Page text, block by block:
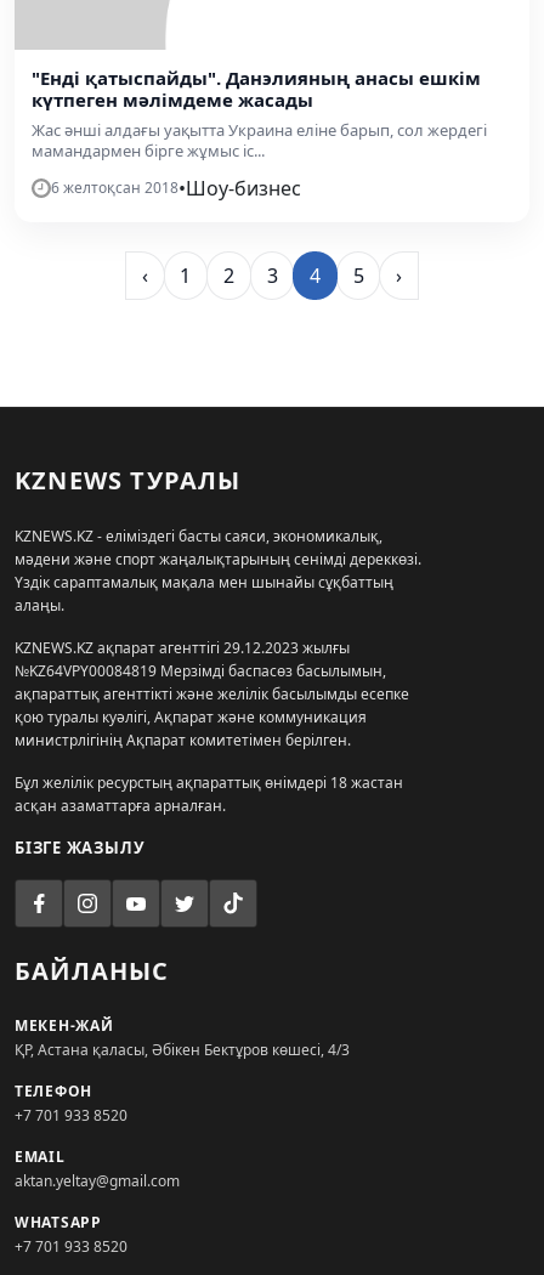
"Енді қатыспайды". Данэлияның анасы ешкім
күтпеген мәлімдеме жасады
Жас әнші алдағы уақытта Украина еліне барып, сол жердегі
мамандармен бірге жұмыс іс...
6 желтоқсан 2018•Шоу-бизнес
‹ 1 2 3 4 5 ›
KZNEWS ТУРАЛЫ
KZNEWS.KZ - еліміздегі басты саяси, экономикалық,
мәдени және спорт жаңалықтарының сенімді дереккөзі.
Үздік сараптамалық мақала мен шынайы сұқбаттың
алаңы.
KZNEWS.KZ ақпарат агенттігі 29.12.2023 жылғы
№KZ64VPY00084819 Мерзімді баспасөз басылымын,
ақпараттық агенттікті және желілік басылымды есепке
қою туралы куәлігі, Ақпарат және коммуникация
министрлігінің Ақпарат комитетімен берілген.
Бұл желілік ресурстың ақпараттық өнімдері 18 жастан
асқан азаматтарға арналған.
БІЗГЕ ЖАЗЫЛУ
БАЙЛАНЫС
МЕКЕН-ЖАЙ
ҚР, Астана қаласы, Әбікен Бектұров көшесі, 4/3
ТЕЛЕФОН
+7 701 933 8520
EMAIL
aktan.yeltay@gmail.com
WHATSAPP
+7 701 933 8520